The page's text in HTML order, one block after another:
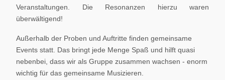
Veranstaltungen. Die Resonanzen hierzu waren
überwältigend!
Außerhalb der Proben und Auftritte finden gemeinsame
Events statt. Das bringt jede Menge Spaß und hilft quasi
nebenbei, dass wir als Gruppe zusammen wachsen - enorm
wichtig für das gemeinsame Musizieren.